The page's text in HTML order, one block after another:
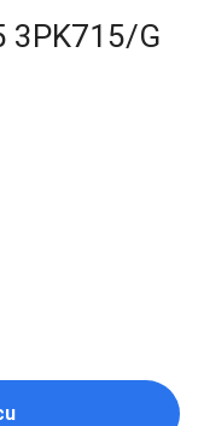
3PK715/G